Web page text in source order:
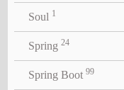
Soul 1
Spring 24
Spring Boot 99